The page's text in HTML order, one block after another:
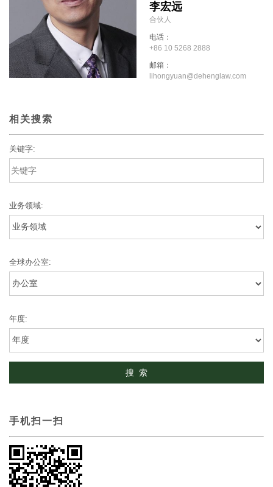
李宏远
合伙人
电话：
+86 10 5268 2888
邮箱：
lihongyuan@dehenglaw.com
相关搜索
关键字:
业务领域:
全球办公室:
年度:
手机扫一扫